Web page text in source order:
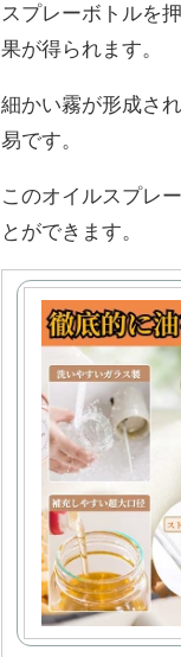
スプレーボトルを
果が得られます。
細かい霧が形成さ
易です。
このオイルスプレ
とができます。